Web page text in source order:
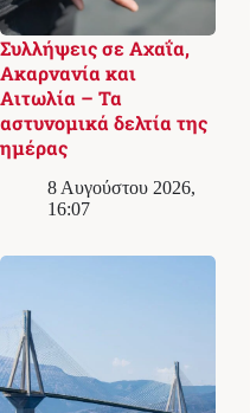
Συλλήψεις σε Αχαΐα,
Ακαρνανία και
Αιτωλία – Τα
αστυνομικά δελτία της
ημέρας
8 Αυγούστου 2026,
16:07